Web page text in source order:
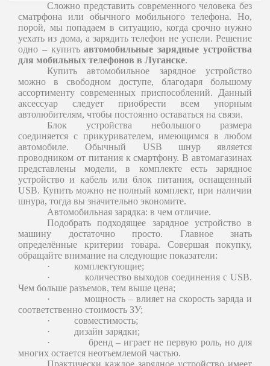
Сложно представить современного человека без
сматрфона или обычного мобильного телефона. Но,
порой, мы попадаем в ситуацию, когда срочно нужно
уехать из дома, а зарядить телефон не успели. Решение
одно – купитьавтомобильные зарядные устройства
для мобильных телефонов в Луганске.
Купить автомобильное зарядное устройство
можно в свободном доступе, благодаря большому
ассортименту современных приспособлений. Данный
аксессуар следует приобрести всем упорным
автолюбителям, чтобы постоянно оставаться на связи.
Блок устройства небольшого размера
соединяется с прикуривателем, имеющимся в любом
автомобиле. Обычный USB шнур является
проводником от питания к смартфону. В автомагазинах
представлены модели, в комплекте есть зарядное
устройство и кабель или блок питания, оснащенный
USB. Купить можно не полный комплект, при наличии
шнура, тогда вы значительно экономите.
Автомобильная зарядка: в чем отличие.
Подобрать подходящее зарядное устройство в
машину достаточно просто. Главное знать
определённые критерии товара. Совершая покупку,
обращайте внимание на следующие показатели:
·
комплектующие;
·
количество выходов соединения с USB.
Чем больше разъемов, тем выше цена;
·
мощность – влияет на скорость заряда и
соответственно стоимость ЗУ;
·
совместимость;
·
дизайн зарядки;
·
бренд – играет не первую роль, но для
многих остается неотъемлемой частью.